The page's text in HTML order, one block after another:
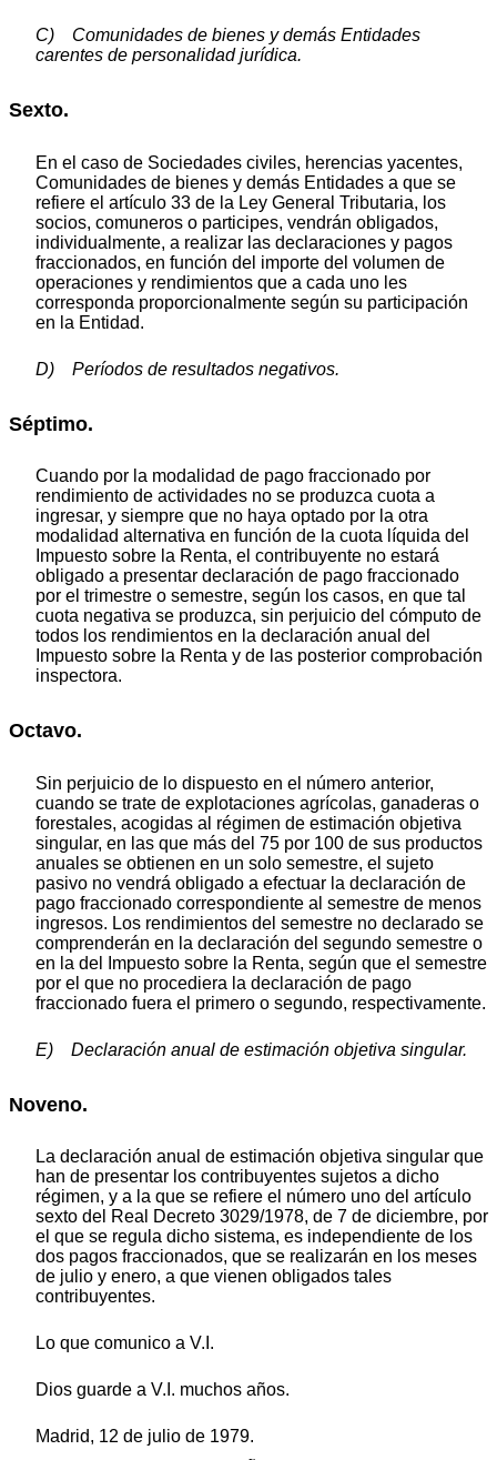
C) Comunidades de bienes y demás Entidades
carentes de personalidad jurídica.
Sexto.
En el caso de Sociedades civiles, herencias yacentes,
Comunidades de bienes y demás Entidades a que se
refiere el artículo 33 de la Ley General Tributaria, los
socios, comuneros o participes, vendrán obligados,
individualmente, a realizar las declaraciones y pagos
fraccionados, en función del importe del volumen de
operaciones y rendimientos que a cada uno les
corresponda proporcionalmente según su participación
en la Entidad.
D) Períodos de resultados negativos.
Séptimo.
Cuando por la modalidad de pago fraccionado por
rendimiento de actividades no se produzca cuota a
ingresar, y siempre que no haya optado por la otra
modalidad alternativa en función de la cuota líquida del
Impuesto sobre la Renta, el contribuyente no estará
obligado a presentar declaración de pago fraccionado
por el trimestre o semestre, según los casos, en que tal
cuota negativa se produzca, sin perjuicio del cómputo de
todos los rendimientos en la declaración anual del
Impuesto sobre la Renta y de las posterior comprobación
inspectora.
Octavo.
Sin perjuicio de lo dispuesto en el número anterior,
cuando se trate de explotaciones agrícolas, ganaderas o
forestales, acogidas al régimen de estimación objetiva
singular, en las que más del 75 por 100 de sus productos
anuales se obtienen en un solo semestre, el sujeto
pasivo no vendrá obligado a efectuar la declaración de
pago fraccionado correspondiente al semestre de menos
ingresos. Los rendimientos del semestre no declarado se
comprenderán en la declaración del segundo semestre o
en la del Impuesto sobre la Renta, según que el semestre
por el que no procediera la declaración de pago
fraccionado fuera el primero o segundo, respectivamente.
E) Declaración anual de estimación objetiva singular.
Noveno.
La declaración anual de estimación objetiva singular que
han de presentar los contribuyentes sujetos a dicho
régimen, y a la que se refiere el número uno del artículo
sexto del Real Decreto 3029/1978, de 7 de diciembre, por
el que se regula dicho sistema, es independiente de los
dos pagos fraccionados, que se realizarán en los meses
de julio y enero, a que vienen obligados tales
contribuyentes.
Lo que comunico a V.I.
Dios guarde a V.I. muchos años.
Madrid, 12 de julio de 1979.